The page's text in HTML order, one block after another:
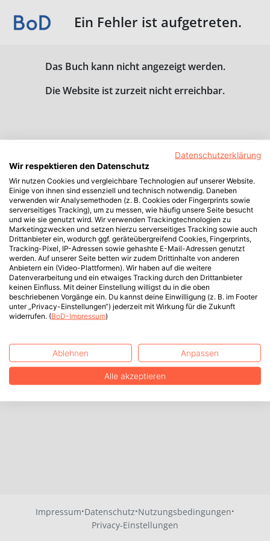
Ein Fehler ist aufgetreten.
Das Buch kann nicht angezeigt werden.
Die Website ist zurzeit nicht erreichbar.
Impressum·Datenschutz·Nutzungsbedingungen·
Privacy-Einstellungen
Datenschutzerklärung
Wir respektieren den Datenschutz
Wir nutzen Cookies und vergleichbare Technologien auf unserer Website.
Einige von ihnen sind essenziell und technisch notwendig. Daneben
verwenden wir Analysemethoden (z. B. Cookies oder Fingerprints sowie
serverseitiges Tracking), um zu messen, wie häufig unsere Seite besucht
und wie sie genutzt wird. Wir verwenden Trackingtechnologien zu
Marketingzwecken und setzen hierzu serverseitiges Tracking sowie auch
Drittanbieter ein, wodurch ggf. geräteübergreifend Cookies, Fingerprints,
Tracking-Pixel, IP-Adressen sowie gehashte E-Mail-Adressen genutzt
werden. Auf unserer Seite betten wir zudem Drittinhalte von anderen
Anbietern ein (Video-Plattformen). Wir haben auf die weitere
Datenverarbeitung und ein etwaiges Tracking durch den Drittanbieter
keinen Einfluss. Mit deiner Einstellung willigst du in die oben
beschriebenen Vorgänge ein. Du kannst deine Einwilligung (z. B. im Footer
unter „Privacy-Einstellungen“) jederzeit mit Wirkung für die Zukunft
widerrufen. (BoD-Impressum)
Ablehnen Anpassen
Alle akzeptieren